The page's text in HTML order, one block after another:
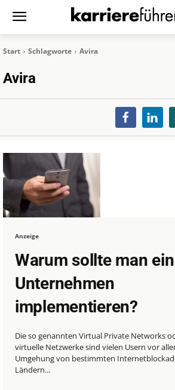
Start Schlagworte Avira
Avira
Anzeige
Warum sollte man
Unternehmen
implementieren?
Die so genannten Virtual Private Networks
virtuelle Netzwerke sind vielen Usern vor
Umgehung von bestimmten
Ländern...